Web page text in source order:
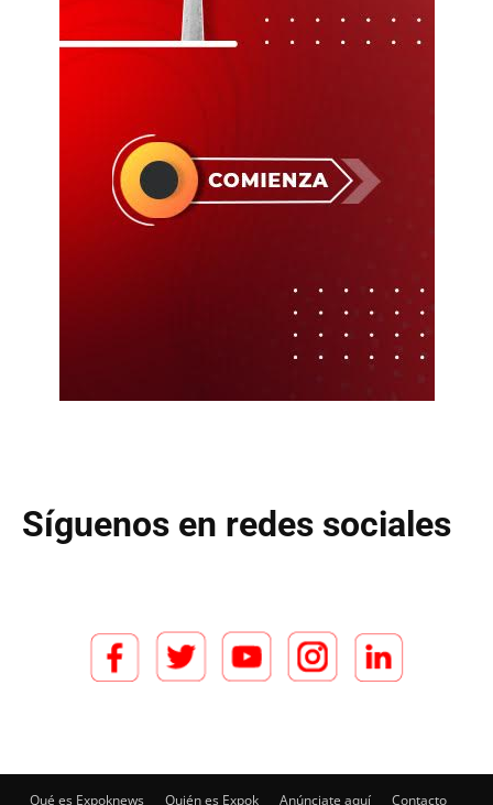
Síguenos en redes sociales
Qué es Expoknews Quién es Expok Anúnciate aquí Contacto